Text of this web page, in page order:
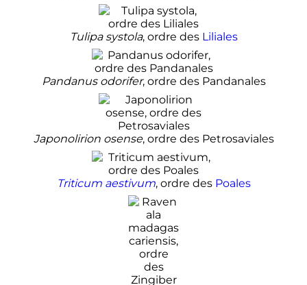
Tulipa systola, ordre des Liliales
Pandanus odorifer, ordre des Pandanales
Japonolirion osense, ordre des Petrosaviales
Triticum aestivum, ordre des Poales